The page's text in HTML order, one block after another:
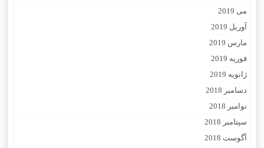
می 2019
آوریل 2019
مارس 2019
فوریه 2019
ژانویه 2019
دسامبر 2018
نوامبر 2018
سپتامبر 2018
آگوست 2018